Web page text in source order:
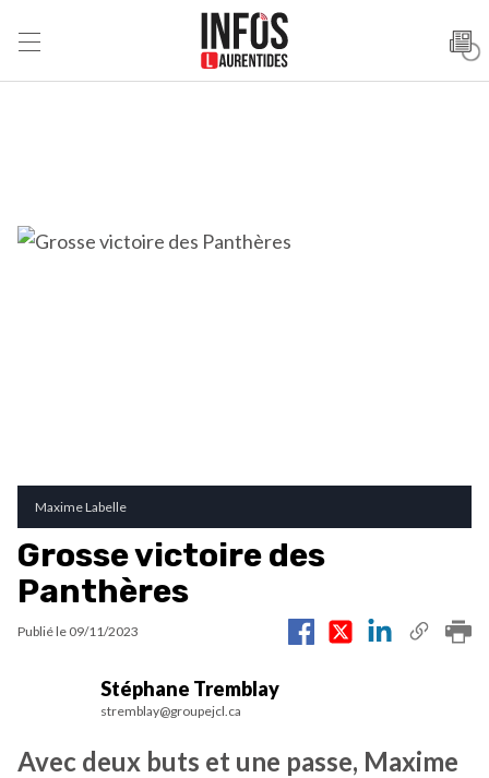
Maxime Labelle
Grosse victoire des
Panthères
Publié le 09/11/2023
Stéphane Tremblay
stremblay@groupejcl.ca
Avec deux buts et une passe, Maxime